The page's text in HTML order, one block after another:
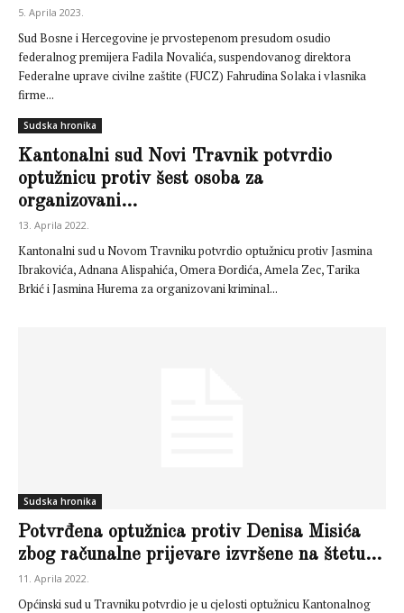
5. Aprila 2023.
Sud Bosne i Hercegovine je prvostepenom presudom osudio
federalnog premijera Fadila Novalića, suspendovanog direktora
Federalne uprave civilne zaštite (FUCZ) Fahrudina Solaka i vlasnika
firme...
Sudska hronika
Kantonalni sud Novi Travnik potvrdio
optužnicu protiv šest osoba za
organizovani...
13. Aprila 2022.
Kantonalni sud u Novom Travniku potvrdio optužnicu protiv Jasmina
Ibrakovića, Adnana Alispahića, Omera Đordića, Amela Zec, Tarika
Brkić i Jasmina Hurema za organizovani kriminal...
Sudska hronika
Potvrđena optužnica protiv Denisa Misića
zbog računalne prijevare izvršene na štetu...
11. Aprila 2022.
Općinski sud u Travniku potvrdio je u cjelosti optužnicu Kantonalnog